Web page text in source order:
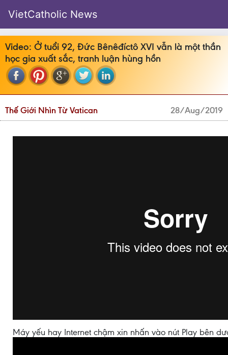
VietCatholic News
Video: Ở tuổi 92, Đức Bênêđíctô XVI vẫn là một thần
học gia xuất sắc, tranh luận hùng hồn
Thế Giới Nhìn Từ Vatican 28/Aug/2019
Máy yếu hay Internet chậm xin nhấn vào nút Play bên